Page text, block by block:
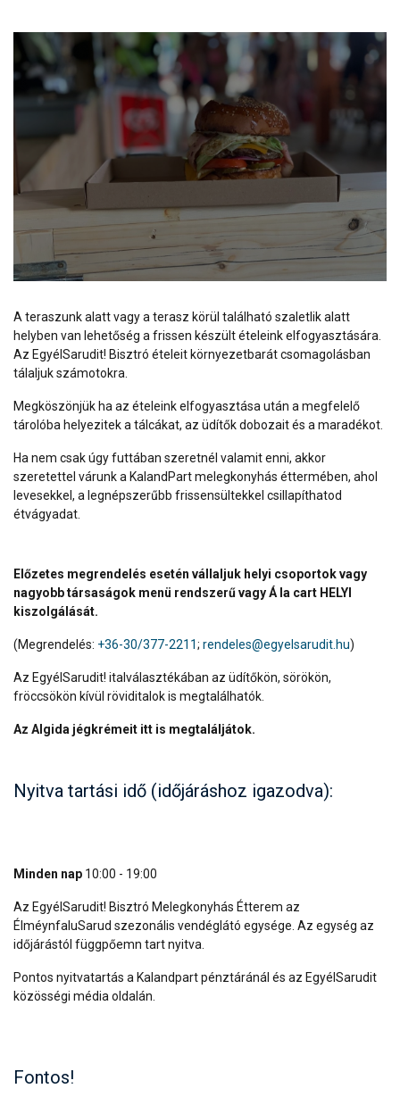
A teraszunk alatt vagy a terasz körül található szaletlik alatt
helyben van lehetőség a frissen készült ételeink elfogyasztására.
Az EgyélSarudit! Bisztró ételeit környezetbarát csomagolásban
tálaljuk számotokra.
Megköszönjük ha az ételeink elfogyasztása után a megfelelő
tárolóba helyezitek a tálcákat, az üdítők dobozait és a maradékot.
Ha nem csak úgy futtában szeretnél valamit enni, akkor
szeretettel várunk a KalandPart melegkonyhás éttermében, ahol
levesekkel, a legnépszerűbb frissensültekkel csillapíthatod
étvágyadat.
Előzetes megrendelés esetén vállaljuk helyi csoportok vagy
nagyobb társaságok menü rendszerű vagy Á la cart HELYI
kiszolgálását.
(Megrendelés: +36-30/377-2211; rendeles@egyelsarudit.hu)
Az EgyélSarudit! italválasztékában az üdítőkön, sörökön,
fröccsökön kívül röviditalok is megtalálhatók.
Az Algida jégkrémeit itt is megtaláljátok.
Nyitva tartási idő (időjáráshoz igazodva):
Minden nap 10:00 - 19:00
Az EgyélSarudit! Bisztró Melegkonyhás Étterem az
ÉlméynfaluSarud szezonális vendéglátó egysége. Az egység az
időjárástól függpőemn tart nyitva.
Pontos nyitvatartás a Kalandpart pénztáránál és az EgyélSarudit
közösségi média oldalán.
Fontos!